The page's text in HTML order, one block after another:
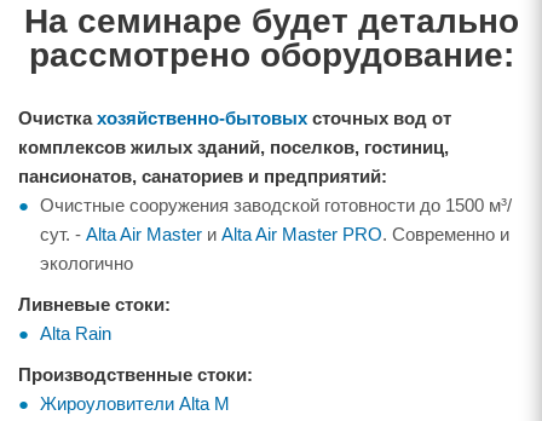
На семинаре будет детально
рассмотрено оборудование:
Очисткахозяйственно-бытовых сточных вод от
комплексов жилых зданий, поселков, гостиниц,
пансионатов, санаториев и предприятий:
Очистные сооружения заводской готовности до 1500 м³/
сут. - Alta Air Master и Alta Air Master PRO. Современно и
экологично
Ливневые стоки:
Alta Rain
Производственные стоки:
Жироуловители Alta M